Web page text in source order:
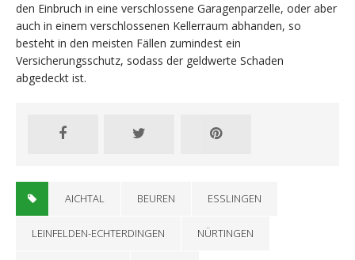
den Einbruch in eine verschlossene Garagenparzelle, oder aber
auch in einem verschlossenen Kellerraum abhanden, so
besteht in den meisten Fällen zumindest ein
Versicherungsschutz, sodass der geldwerte Schaden
abgedeckt ist.
AICHTAL BEUREN ESSLINGEN
LEINFELDEN-ECHTERDINGEN NÜRTINGEN